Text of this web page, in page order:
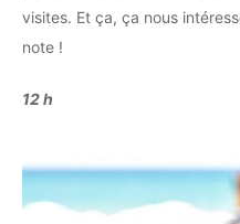
visites. Et ça, ça nous
note !
12 h